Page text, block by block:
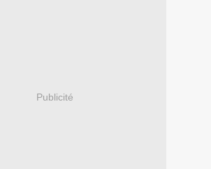
Publicité